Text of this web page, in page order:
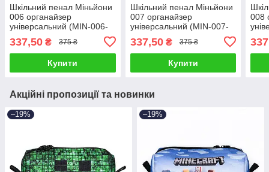
Шкільний пенал Міньйони
006 органайзер
універсальний (MIN-006-
337,50 ₴ 375 ₴
Купити
Шкільний пенал Міньйони
007 органайзер
універсальний (MIN-007-
337,50₴ 375 ₴
Купити
008
Акційні пропозиції та новинки
–19% –19%